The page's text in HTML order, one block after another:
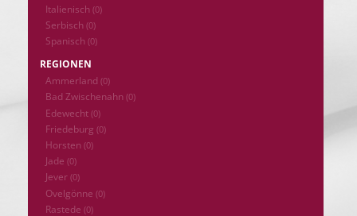
Italienisch (0)
Serbisch (0)
Spanisch (0)
REGIONEN
Ammerland (0)
Bad Zwischenahn (0)
Edewecht (0)
Friedeburg (0)
Horsten (0)
Jade (0)
Jever (0)
Ovelgönne (0)
Rastede (0)